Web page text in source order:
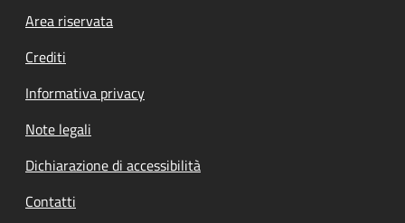
Footer menu
Area riservata
Crediti
Informativa privacy
Note legali
Dichiarazione di accessibilità
Contatti